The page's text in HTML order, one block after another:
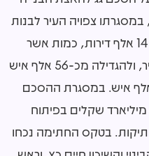
במסגרתו צפויה העיר לבנות
במהלך השנים הקרובות למעלה 14 אלף דירות, כמות אשר
צפויה להכפיל את אוכלוסיית העיר, ולהגדילה מכ-56 אלף איש
מרשם האוכלוסין, לכ-120 אלף איש. במסגרת ההסכם
תשקיע המדינה סכום של כ-4.7 מיליארד שקלים בפיתוח
בטקס החתימה נכחו